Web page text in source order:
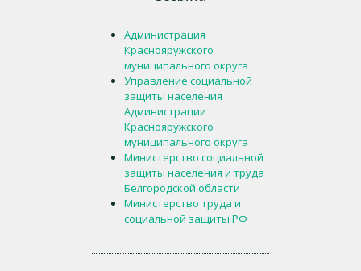
Администрация
Краснояружского
муниципального округа
Управление социальной
защиты населения
Администрации
Краснояружского
муниципального округа
Министерство социальной
защиты населения и труда
Белгородской области
Министерство труда и
социальной защиты РФ